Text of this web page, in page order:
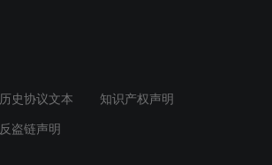
历史协议文本 知识产权声明
反盗链声明